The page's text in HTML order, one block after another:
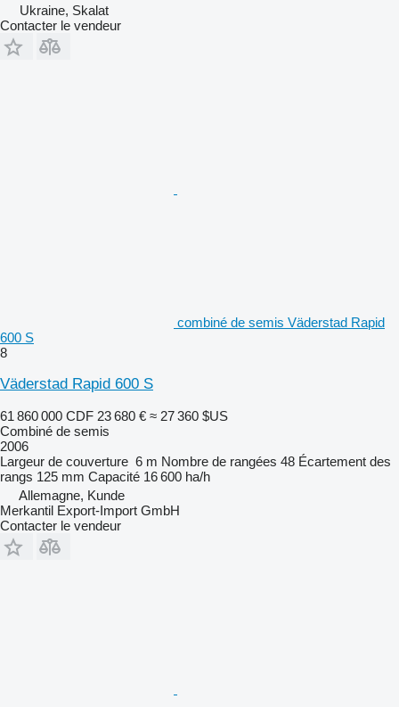
Ukraine, Skalat
Contacter le vendeur
combiné de semis Väderstad Rapid
600 S
8
Väderstad Rapid 600 S
61 860 000 CDF 23 680 € ≈ 27 360 $US
Combiné de semis
2006
Largeur de couverture 6 m Nombre de rangées 48 Écartement des
rangs 125 mm Capacité 16 600 ha/h
Allemagne, Kunde
Merkantil Export-Import GmbH
Contacter le vendeur